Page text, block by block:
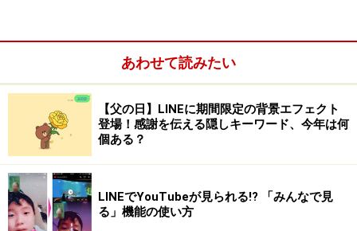
を2度入力し、最後に“確認”をタップすれば設定完了で
設定画面 プライバシー管理 → パスコードロック をONにす
る
あわせて読みたい
【父の日】LINEに期間限定の背景エフェクト
登場！感謝を伝える隠しキーワード、今年は何
個ある？
LINEでYouTubeが見られる!? 「みんなで見
る」機能の使い方